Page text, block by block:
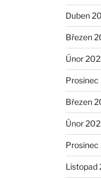
Duben
Březen
Únor
Březen
Únor
Prosinec
Listopad